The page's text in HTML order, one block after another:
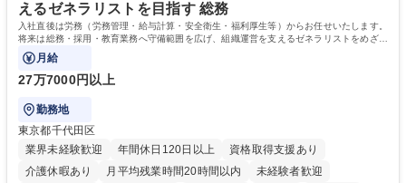
えるゼネラリストを目指す 総務
入社直後は労務（労務管理・給与計算・安全衛生・福利厚生等）からお任せいたします。
将来は総務・採用・教育業務へ守備範囲を広げ、組織運営を支えるゼネラリストをめざせ
ます。
月給
27万7000円以上
勤務地
東京都千代田区
業界未経験歓迎
年間休日120日以上
資格取得支援あり
介護休暇あり
月平均残業時間20時間以内 未経験者歓迎